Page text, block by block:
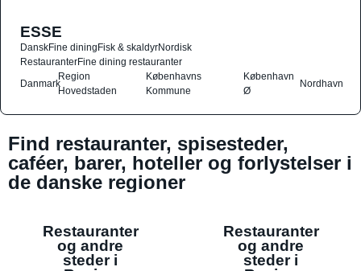
ESSE
DanskFine diningFisk & skaldyrNordisk
RestauranterFine dining restauranter
Danmark
Region
Hovedstaden
Københavns
Kommune
København
Ø
Nordhavn
Find restauranter, spisesteder,
caféer, barer, hoteller og forlystelser i
de danske regioner
Restauranter
og andre
steder i
Restauranter
og andre
steder i